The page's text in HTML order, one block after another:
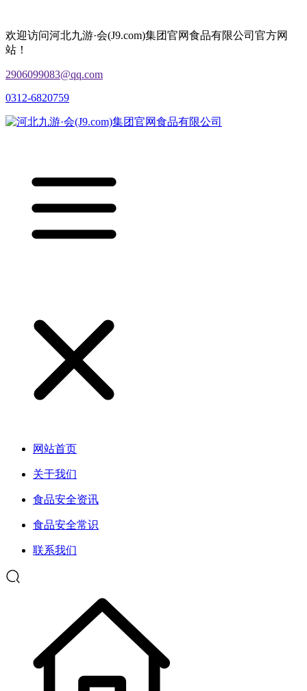
欢迎访问河北九游·会(J9.com)集团官网食品有限公司官方网
站！
2906099083@qq.com
0312-6820759
网站首页
关于我们
食品安全资讯
食品安全常识
联系我们